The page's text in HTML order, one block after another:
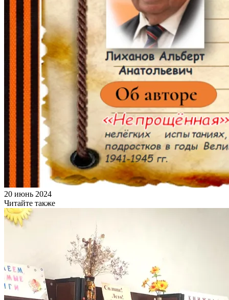
20 июнь 2024
Читайте также